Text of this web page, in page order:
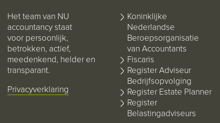
Het team van NU
accountancy staat
voor persoonlijk,
betrokken, actief,
meedenkend, helder en
transparant.
Privacyverklaring
Koninklijke
Nederlandse
Beroepsorganisatie
van Accountants
Fiscaris
Register Adviseur
Bedrijfsopvolging
Register Estate Planner
Register
Belastingadviseurs